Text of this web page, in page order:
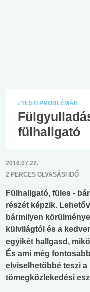
#TESTI PROBLÉMÁK
fülhallgató
2016.07.22.
2 PERCES OLVASÁSI IDŐ
Fülhallgató, füles -
részét képzik.
bármilyen
külvilágtól és a
egyikét hallgasd,
És ami még
elviselhetőbbé teszi
tömegközlekedési